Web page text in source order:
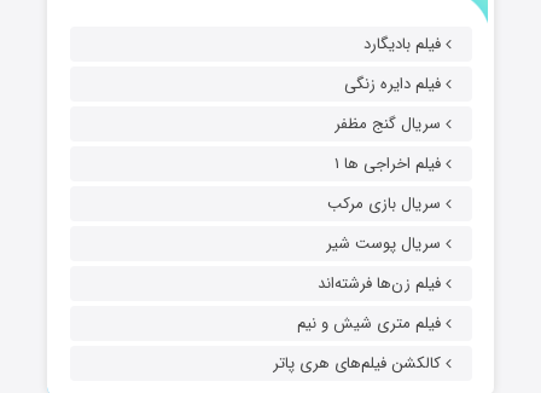
فیلم بادیگارد
فیلم دایره زنگی
سریال گنج مظفر
فیلم اخراجی ها ۱
سریال بازی مرکب
سریال پوست شیر
فیلم زن‌ها فرشته‌اند
فیلم متری شیش و نیم
کالکشن فیلم‌های هری پاتر